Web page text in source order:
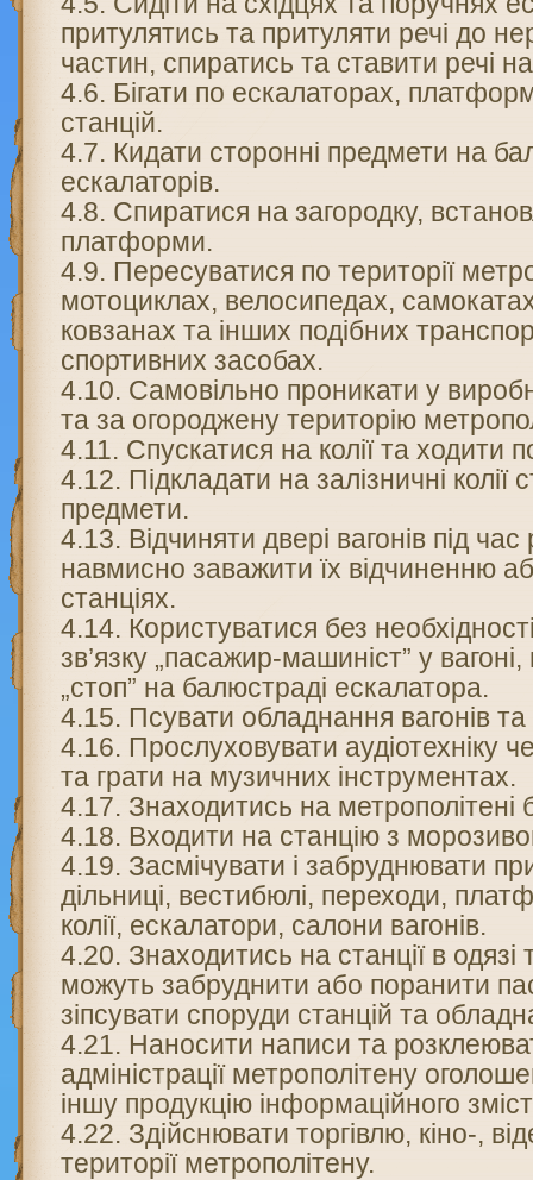
притулятись та притуляти речі до
частин, спиратись та ставити речі
4.6. Бігати по ескалаторах,
станцій.
4.7. Кидати сторонні предмети на
ескалаторів.
4.8. Спиратися на загородку,
платформи.
4.9. Пересуватися по території
мотоциклах, велосипедах,
ковзанах та інших подібних
спортивних засобах.
4.10. Самовільно проникати у
та за огороджену територію
4.11. Спускатися на колії та ходити
4.12. Підкладати на залізничні колії
предмети.
4.13. Відчиняти двері вагонів під час
навмисно заважити їх відчиненню
станціях.
4.14. Користуватися без
зв’язку „пасажир-машиніст” у
„стоп” на балюстраді ескалатора.
4.15. Псувати обладнання вагонів та
4.16. Прослуховувати аудіотехніку
та грати на музичних інструментах.
4.17. Знаходитись на метрополітені
4.18. Входити на станцію з
4.19. Засмічувати і забруднювати
дільниці, вестибюлі, переходи,
колії, ескалатори, салони вагонів.
4.20. Знаходитись на станції в
можуть забруднити або поранити
зіпсувати споруди станцій та
4.21. Наносити написи та
адміністрації метрополітену
іншу продукцію інформаційного
4.22. Здійснювати торгівлю, кіно-,
території метрополітену.